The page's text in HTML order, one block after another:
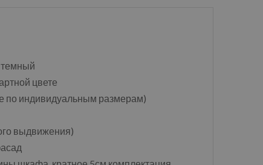
темный
цвете
по индивидуальным размерам)
выдвижения)